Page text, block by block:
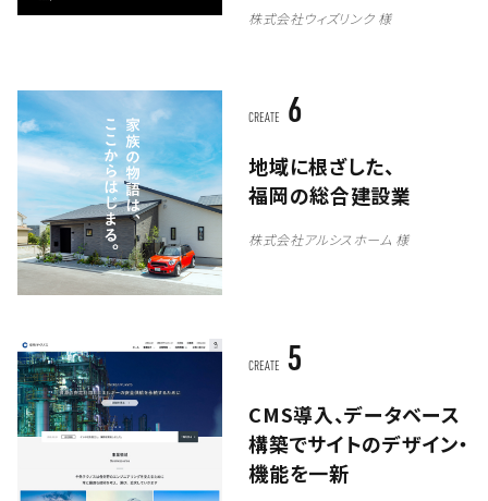
株式会社ウィズリンク 様
CREATE 6
株式会社アルシスホーム 様
地域に根ざした、
福岡の総合建設業
CREATE 5
CMS導入、データベース
構築でサイトのデザイン・
機能を一新